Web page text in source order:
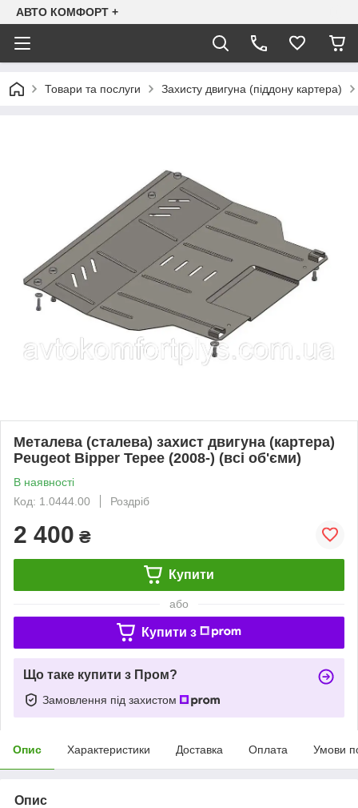
АВТО КОМФОРТ +
Товари та послуги Захисту двигуна (піддону картера)
Металева (сталева) захист двигуна (картера)
Peugeot Bipper Tepee (2008-) (всі об'єми)
В наявності
Код: 1.0444.00
Роздріб
2 400 ₴
Купити
або
Купити з
Що таке купити з Пром?
Замовлення під захистом
Опис Характеристики Доставка Оплата Умови
Опис